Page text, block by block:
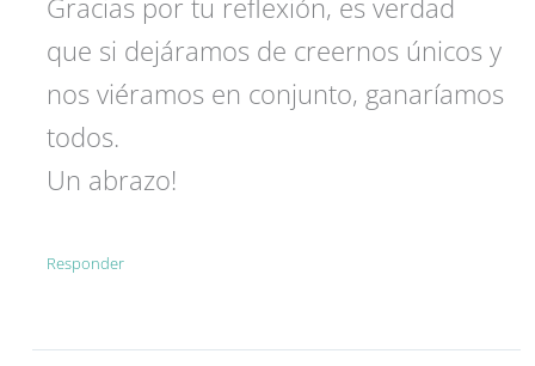
que si dejáramos de creernos únicos y
nos viéramos en conjunto, ganaríamos
todos.
Un abrazo!
Responder